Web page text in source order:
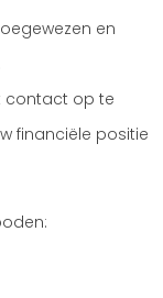
en
contact op te
financiële positie